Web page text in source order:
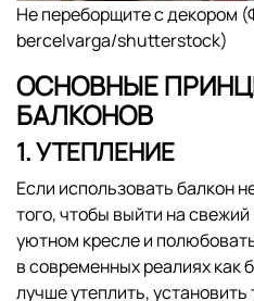
Не переборщите с декором
bercelvarga/shutterstock)
ОСНОВНЫЕ
БАЛКОНОВ
1. УТЕПЛЕНИЕ
Если использовать балкон
того, чтобы выйти на
уютном кресле и
в современных реалиях как
лучше утеплить, установить